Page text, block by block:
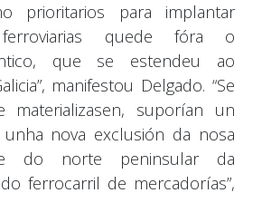
prioritarios para implantar
ferroviarias quede fóra o
que se estendeu ao
manifestou Delgado. “Se
materializasen, suporían un
nova exclusión da nosa
e do norte peninsular da
ferrocarril de mercadorías”,